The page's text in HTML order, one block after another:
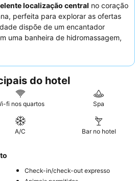
localização central no coração
perfeita para explorar as ofertas
dispõe de um encantador
uma banheira de hidromassagem,
solicitar um quarto virado
o ruído potencial.
do hotel
fi nos quartos Spa
A/C Bar no hotel
Check-in/check-out expresso